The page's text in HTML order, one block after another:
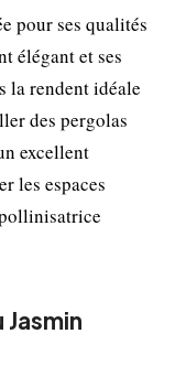
pour ses qualités
élégant et ses
la rendent idéale
des pergolas
excellent
les espaces